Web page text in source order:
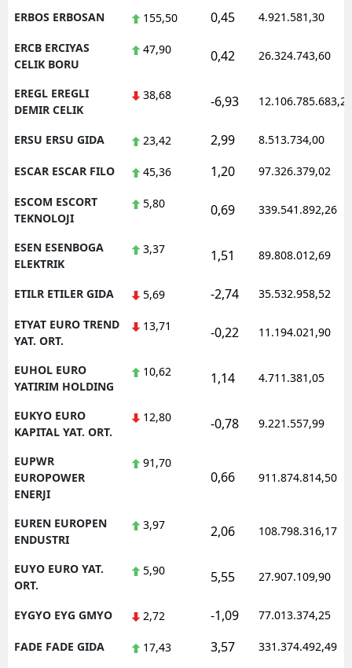
ERBOS ERBOSAN 155,50 0,45 4.921.581,30
ERCB ERCIYAS
CELIK BORU
47,90 0,42 26.324.743,60
EREGL EREGLI
DEMIR CELIK
38,68 -6,93 12.106.785.683,20
ERSU ERSU GIDA 23,42 2,99 8.513.734,00
ESCAR ESCAR FILO 45,36 1,20 97.326.379,02
ESCOM ESCORT
TEKNOLOJI
5,80 0,69 339.541.892,26
ESEN ESENBOGA
ELEKTRIK
3,37 1,51 89.808.012,69
ETILR ETILER GIDA 5,69 -2,74 35.532.958,52
ETYAT EURO TREND
YAT. ORT.
13,71 -0,22 11.194.021,90
EUHOL EURO
YATIRIM HOLDING
10,62 1,14 4.711.381,05
EUKYO EURO
KAPITAL YAT. ORT.
12,80 -0,78 9.221.557,99
EUPWR
EUROPOWER
ENERJI
91,70
0,66 911.874.814,50
EUREN EUROPEN
ENDUSTRI
3,97 2,06 108.798.316,17
EUYO EURO YAT.
ORT.
5,90 5,55 27.907.109,90
EYGYO EYG GMYO 2,72 -1,09 77.013.374,25
FADE FADE GIDA 17,43 3,57 331.374.492,49